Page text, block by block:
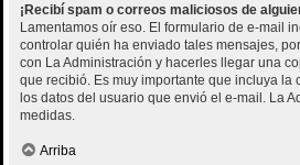
¡Recibí spam o correos maliciosos de
Lamentamos oír eso. El formulario de e-mail
controlar quién ha enviado tales mensajes,
con La Administración y hacerles llegar una
que recibió. Es muy importante que incluya la
los datos del usuario que envió el e-mail. La
medidas.
Arriba